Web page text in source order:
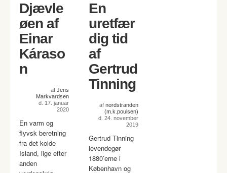
Djævle
øen af
Einar
Káraso
n
af Jens
Markvardsen
d. 17. januar
2020
En varm og
flyvsk beretning
fra det kolde
Island, lige efter
anden
En
uretfær
dig tid
af
Gertrud
Tinning
af nordstranden
(m.k.poulsen)
d. 24. november
2019
Gertrud Tinning
levendegør
1880’erne i
København og